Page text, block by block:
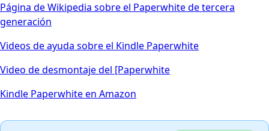
Página de Wikipedia sobre el Paperwhite de tercera
generación
Videos de ayuda sobre el Kindle Paperwhite
Video de desmontaje del [Paperwhite
Kindle Paperwhite en Amazon